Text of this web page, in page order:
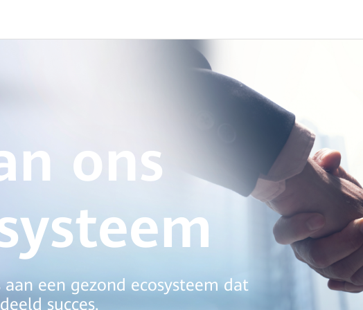
ons
een gezond ecosysteem dat
succes.